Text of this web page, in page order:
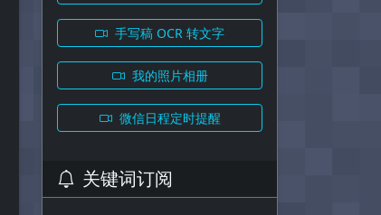
手写稿 OCR 转文字
我的照片相册
微信日程定时提醒
关键词订阅